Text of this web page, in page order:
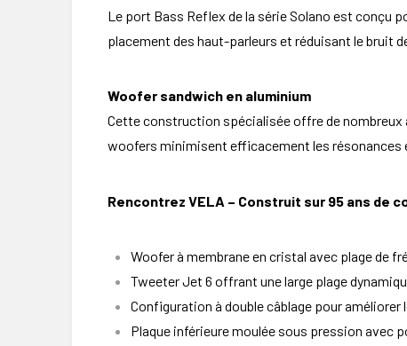
Le port Bass Reflex de la série Solano est conçu
placement des haut-parleurs et réduisant le bruit
Woofer sandwich en aluminium
Cette construction spécialisée offre de nombreux
woofers minimisent efficacement les
Rencontrez VELA – Construit sur 95 ans de
Woofer à membrane en cristal avec plage de
Tweeter Jet 6 offrant une large plage
Configuration à double câblage pour améliorer
Plaque inférieure moulée sous pression avec